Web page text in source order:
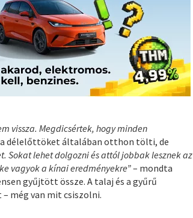
vissza. Megdicsértek, hogy minden
a délelőttöket általában otthon tölti, de
Sokat lehet dolgozni és attól jobbak lesznek az
vagyok a kínai eredményekre”– mondta
gyűjtött össze. A talaj és a gyűrű
még van mit csiszolni.